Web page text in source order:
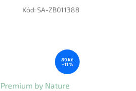
89 Kč
–11 %
by Nature
Kód:SA-ZB011388